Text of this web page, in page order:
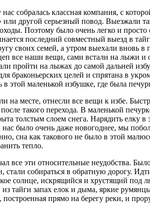
нас собралась классная компания, с
или другой серьезный повод. Выезжали
Поэтому было очень легко и
последний совместный выезд в
своих семей, а утром выехали вновь
все наши вещи, сами встали на лыжи и
пройти на лыжах до самой дальней
браконьерских целей и спрятана в
в этой маленькой избушке, где была
на месте, отнесли все вещи к избе.
такого перехода. В маленькой
толстым слоем снега. Нарядить елку
нас было очень даже новогоднее, мы
сна как такового не было в этой
тепло.
все эти относительные неудобства.
стали собираться в обратную дорогу.
солнце, искрящийся и хрустящий под
тайги запах елок и дыма, яркие
построенная прямо на берегу реки, и